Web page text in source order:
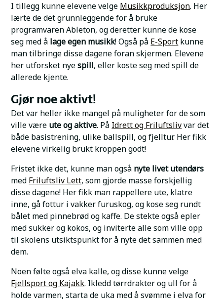
I tillegg kunne elevene velge Musikkproduksjon. Her
lærte de det grunnleggende for å bruke
programvaren Ableton, og deretter kunne de kose
seg med å lage egen musikk! Også på E-Sport kunne
man tilbringe disse dagene foran skjermen. Elevene
her utforsket nyespill, eller koste seg med spill de
allerede kjente.
Gjør noe aktivt!
Det var heller ikke mangel på muligheter for de som
ville være ute og aktive. På Idrett og Friluftslivvar det
både basistrening, ulike ballspill, og fjelltur. Her fikk
elevene virkelig brukt kroppen godt!
Fristet ikke det, kunne man også nyte livet utendørs
med Friluftsliv Lett, som gjorde masse forskjellig
disse dagene! Her fikk man rappellere ute, klatre
inne, gå fottur i vakker furuskog, og kose seg rundt
bålet med pinnebrød og kaffe. De stekte også epler
med sukker og kokos, og inviterte alle som ville opp
til skolens utsiktspunkt for å nyte det sammen med
dem.
Noen følte også elva kalle, og disse kunne velge
Fjellsport og Kajakk. Ikledd tørrdrakter og ull for å
holde varmen, starta de uka med å svømme i elva for